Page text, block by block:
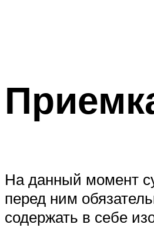
На данный момент
перед ним
содержать в себе